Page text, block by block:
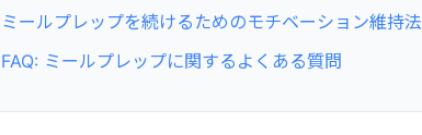
ミールプレップを続けるためのモチベーション維持法
FAQ: ミールプレップに関するよくある質問